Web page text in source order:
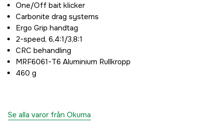
One/Off bait klicker
Carbonite drag systems
Ergo Grip handtag
2-speed, 6,4:1/3,8:1
CRC behandling
MRF6061-T6 Aluminium Rullkropp
460 g
Se alla varor från Okuma